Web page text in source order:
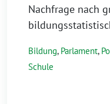
Nachfrage nach
Bildung, Parlament,
Schule